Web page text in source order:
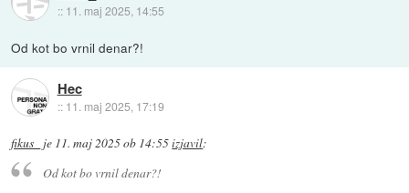
:: 11. maj 2025, 14:55
Od kot bo vrnil denar?!
Hec
:: 11. maj 2025, 17:19
fikus_ je 11. maj 2025 ob 14:55izjavil:
Od kot bo vrnil denar?!